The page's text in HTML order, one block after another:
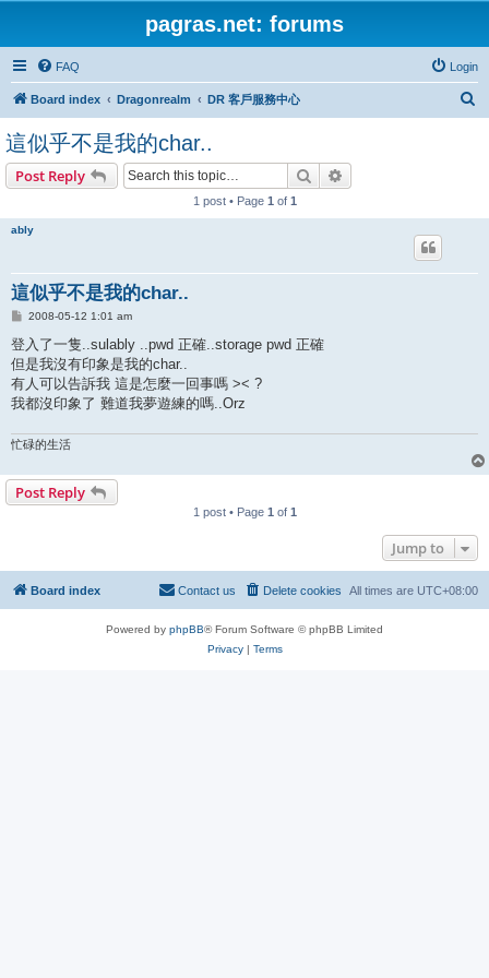
pagras.net: forums
FAQ Login
Board index Dragonrealm DR 客戶服務中心
這似乎不是我的char..
Post Reply Search
1 post • Page 1 of 1
ably
這似乎不是我的char..
P
s
t
2008-05-12 1:01 am
登入了一隻..sulably ..pwd 正確..storage pwd 正確
但是我沒有印象是我的char..
有人可以告訴我 這是怎麼一回事嗎 >< ?
我都沒印象了 難道我夢遊練的嗎..Orz
忙碌的生活
Post Reply
1 post • Page 1 of 1
Jump to
Board index All times are UTC+08:00
Delete cookies
Contact us
Powered by phpBB® Forum Software © phpBB Limited
Privacy| Terms